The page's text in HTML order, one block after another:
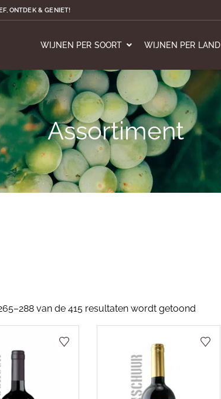
ONTDEK & GENIET!
WIJNEN PER SOORT WIJNEN PER LAND
Assortiment
van de 415 resultaten wordt getoond